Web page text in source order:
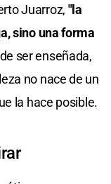
Juarroz, "la
sino una forma
ser enseñada,
no nace de un
la hace posible.